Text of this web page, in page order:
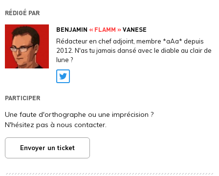
RÉDIGÉ PAR
BENJAMIN « FLAMM »VANESE
Rédacteur en chef adjoint, membre *aAa* depuis
2012. N'as tu jamais dansé avec le diable au clair de
lune ?
Twitter
PARTICIPER
Une faute d'orthographe ou une imprécision ?
N'hésitez pas à nous contacter.
Envoyer un ticket